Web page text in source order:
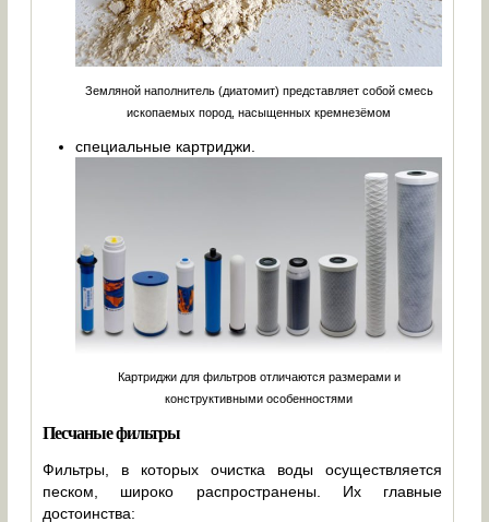
Земляной наполнитель (диатомит) представляет собой смесь
ископаемых пород, насыщенных кремнезёмом
специальные картриджи.
Картриджи для фильтров отличаются размерами и
конструктивными особенностями
Песчаные фильтры
Фильтры, в которых очистка воды осуществляется
песком, широко распространены. Их главные
достоинства: